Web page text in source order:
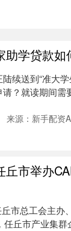
助学贷款如
续送到“准大
？就读期间需
来源：新手配资
市举办
市总工会主办
丘市产业集